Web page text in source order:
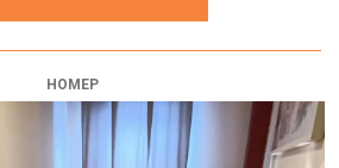
НОМЕР